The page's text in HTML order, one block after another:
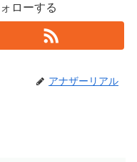
ローする
アナザーリアル